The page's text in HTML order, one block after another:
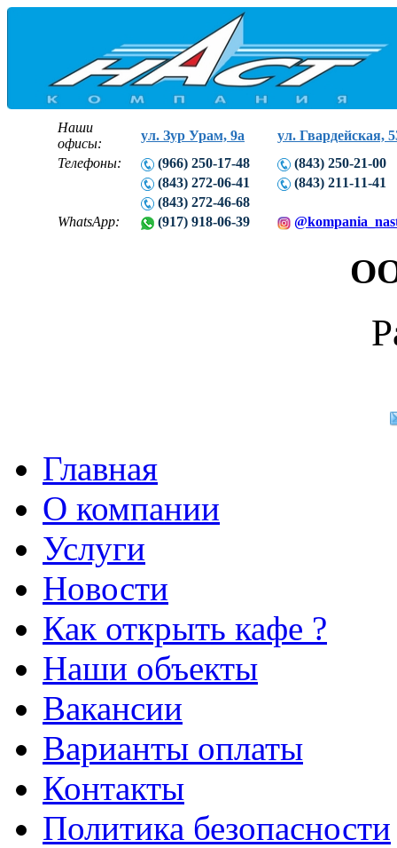
Наши
офисы:
ул. Зур Урам, 9а
ул. Гвардейская,
Телефоны:
(966) 250-17-48
(843) 250-21-00
(843) 272-06-41
(843) 211-11-41
(843) 272-46-68
WhatsApp:
(917) 918-06-39
Главная
О компании
Услуги
Новости
Как открыть кафе ?
Наши объекты
Вакансии
Варианты оплаты
Контакты
Политика безопасности